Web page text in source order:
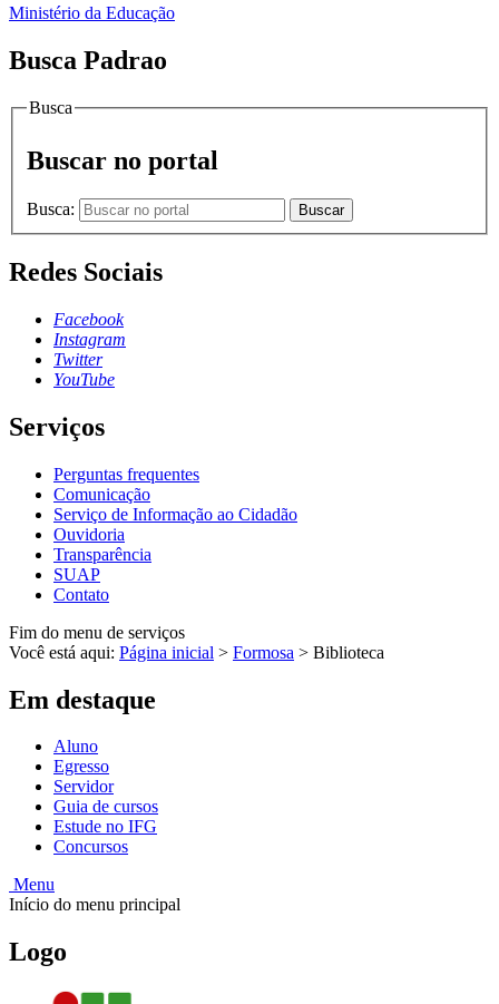
Ministério da Educação
Busca Padrao
Busca
Buscar no portal
Busca: Buscar
Redes Sociais
Facebook
Instagram
Twitter
YouTube
Serviços
Perguntas frequentes
Comunicação
Serviço de Informação ao Cidadão
Ouvidoria
Transparência
SUAP
Contato
Fim do menu de serviços
Você está aqui: Página inicial > Formosa > Biblioteca
Em destaque
Aluno
Egresso
Servidor
Guia de cursos
Estude no IFG
Concursos
Menu
Início do menu principal
Logo